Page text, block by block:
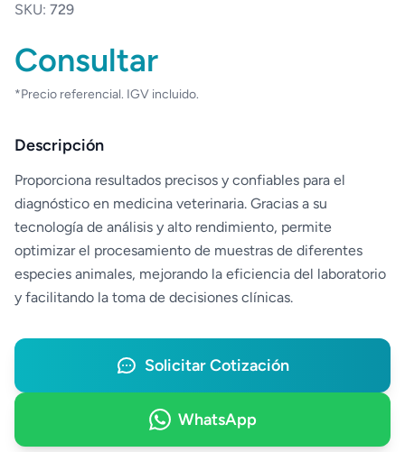
SKU: 729
Consultar
*Precio referencial. IGV incluido.
Descripción
Proporciona resultados precisos y confiables para el
diagnóstico en medicina veterinaria. Gracias a su
tecnología de análisis y alto rendimiento, permite
optimizar el procesamiento de muestras de diferentes
especies animales, mejorando la eficiencia del laboratorio
y facilitando la toma de decisiones clínicas.
Solicitar Cotización
WhatsApp